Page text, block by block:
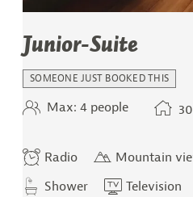
Junior-Suite
SOMEONE JUST BOOKED THIS
Max: 4 people 30
Radio Mountain
Shower
Television